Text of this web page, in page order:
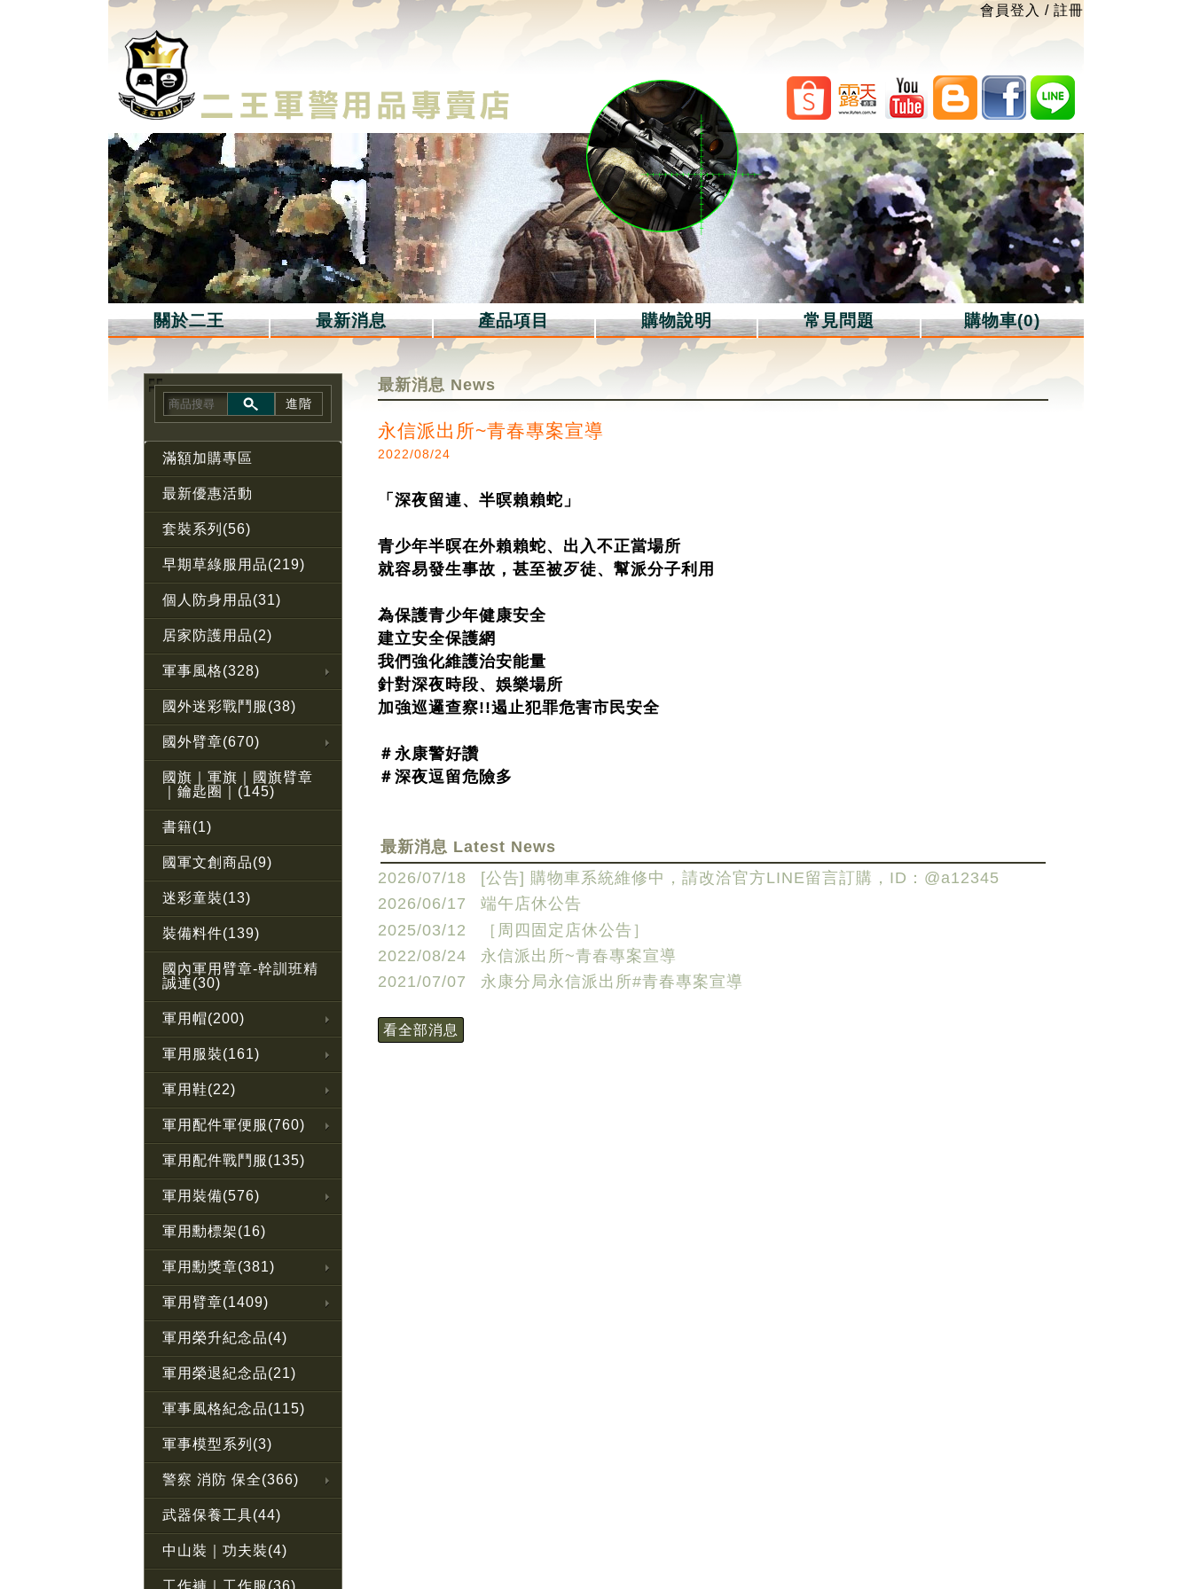
會員登入 / 註冊
關於二王 最新消息 產品項目 購物說明 常見問題 購物車(0)
進階
滿額加購專區
最新優惠活動
套裝系列(56)
早期草綠服用品(219)
個人防身用品(31)
居家防護用品(2)
軍事風格(328)
國外迷彩戰鬥服(38)
國外臂章(670)
國旗｜軍旗｜國旗臂章
｜鑰匙圈｜(145)
書籍(1)
國軍文創商品(9)
迷彩童裝(13)
裝備料件(139)
國內軍用臂章-幹訓班精
誠連(30)
軍用帽(200)
軍用服裝(161)
軍用鞋(22)
軍用配件軍便服(760)
軍用配件戰鬥服(135)
軍用裝備(576)
軍用勳標架(16)
軍用勳獎章(381)
軍用臂章(1409)
軍用榮升紀念品(4)
軍用榮退紀念品(21)
軍事風格紀念品(115)
軍事模型系列(3)
警察 消防 保全(366)
武器保養工具(44)
中山裝｜功夫裝(4)
工作褲｜工作服(36)
最新消息 News
永信派出所~青春專案宣導
2022/08/24
「深夜留連、半暝賴賴蛇」
青少年半暝在外賴賴蛇、出入不正當場所
就容易發生事故，甚至被歹徒、幫派分子利用
為保護青少年健康安全
建立安全保護網
我們強化維護治安能量
針對深夜時段、娛樂場所
加強巡邏查察!!遏止犯罪危害市民安全
＃永康警好讚
＃深夜逗留危險多
最新消息 Latest News
2026/07/18
[公告] 購物車系統維修中，請改洽官方LINE留言訂購，ID：@a12345
2026/06/17
端午店休公告
2025/03/12
［周四固定店休公告］
2022/08/24
永信派出所~青春專案宣導
2021/07/07
永康分局永信派出所#青春專案宣導
看全部消息